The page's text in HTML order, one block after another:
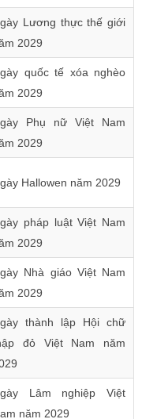
Lương thực thế giới
2029
quốc tế xóa nghèo
2029
Phụ nữ Việt Nam
2029
Hallowen năm 2029
pháp luật Việt Nam
2029
Nhà giáo Việt Nam
2029
thành lập Hội chữ
đỏ Việt Nam năm
Lâm nghiệp Việt
năm 2029